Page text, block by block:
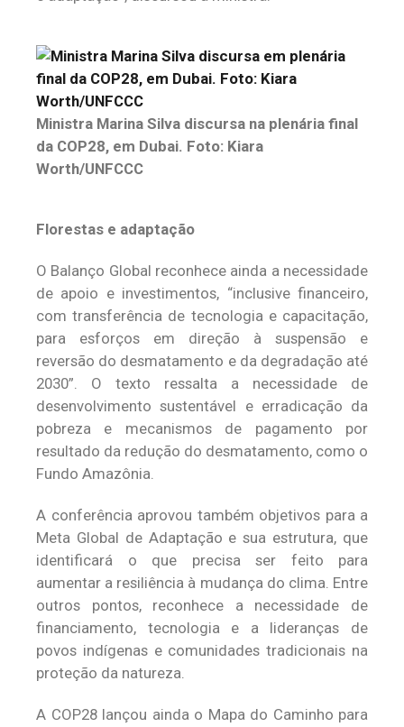
Ministra Marina Silva discursa na plenária final
da COP28, em Dubai. Foto: Kiara
Worth/UNFCCC
Florestas e adaptação
O Balanço Global reconhece ainda a necessidade
de apoio e investimentos, “inclusive financeiro,
com transferência de tecnologia e capacitação,
para esforços em direção à suspensão e
reversão do desmatamento e da degradação até
2030”. O texto ressalta a necessidade de
desenvolvimento sustentável e erradicação da
pobreza e mecanismos de pagamento por
resultado da redução do desmatamento, como o
Fundo Amazônia.
A conferência aprovou também objetivos para a
Meta Global de Adaptação e sua estrutura, que
identificará o que precisa ser feito para
aumentar a resiliência à mudança do clima. Entre
outros pontos, reconhece a necessidade de
financiamento, tecnologia e a lideranças de
povos indígenas e comunidades tradicionais na
proteção da natureza.
A COP28 lançou ainda o Mapa do Caminho para